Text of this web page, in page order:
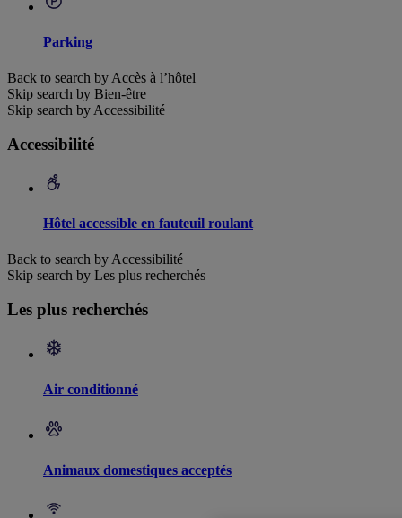
Parking
Back to search by Accès à l’hôtel
Skip search by Bien-être
Skip search by Accessibilité
Accessibilité
Hôtel accessible en fauteuil roulant
Back to search by Accessibilité
Skip search by Les plus recherchés
Les plus recherchés
Air conditionné
Animaux domestiques acceptés